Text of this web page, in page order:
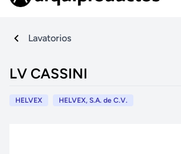
Lavatorios
LV CASSINI
HELVEX HELVEX, S.A. de C.V.